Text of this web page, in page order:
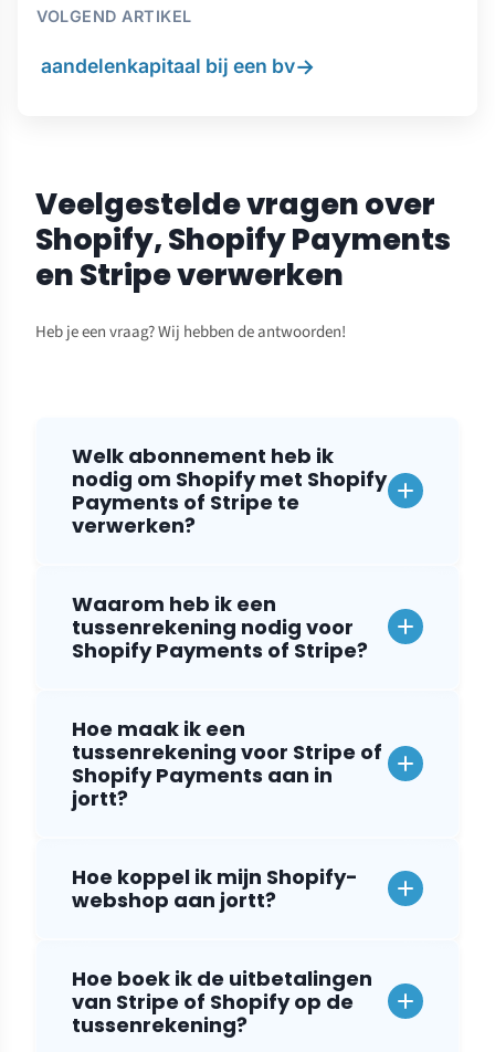
VOLGEND ARTIKEL
aandelenkapitaal bij een bv→
Veelgestelde vragen over
Shopify, Shopify Payments
en Stripe verwerken
Heb je een vraag? Wij hebben de antwoorden!
Welk abonnement heb ik
nodig om Shopify met Shopify
Payments of Stripe te
verwerken?
Waarom heb ik een
tussenrekening nodig voor
Shopify Payments of Stripe?
Hoe maak ik een
tussenrekening voor Stripe of
Shopify Payments aan in
jortt?
Hoe koppel ik mijn Shopify-
webshop aan jortt?
Hoe boek ik de uitbetalingen
van Stripe of Shopify op de
tussenrekening?